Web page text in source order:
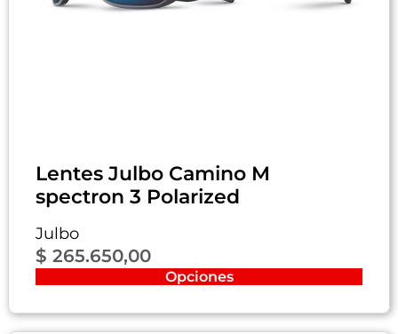
Lentes Julbo Camino M
spectron 3 Polarized
Julbo
$ 265.650,00
Opciones